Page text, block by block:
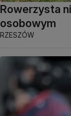
Rowerzysta
osobowym
RZESZÓW